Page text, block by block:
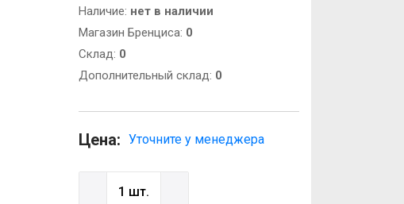
Наличие: нет в наличии
Магазин Бренциса: 0
Cклад: 0
Дополнительный склад: 0
Цена: Уточните у менеджера